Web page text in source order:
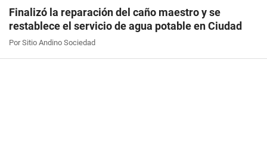
Finalizó la reparación del caño maestro y se
restablece el servicio de agua potable en Ciudad
Por Sitio Andino Sociedad